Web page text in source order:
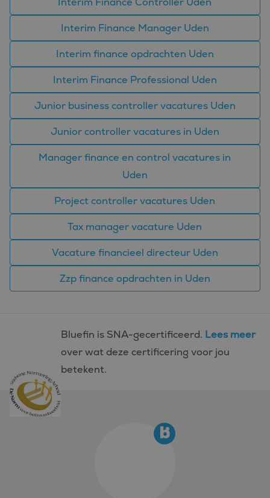
Interim Finance Manager Uden
Interim finance opdrachten Uden
Interim Finance Professional Uden
Junior business controller vacatures Uden
Junior controller vacatures in Uden
Manager finance en control vacatures in
Uden
Project controller vacatures Uden
Tax manager vacature Uden
Vacature financieel directeur Uden
Zzp finance opdrachten in Uden
Bluefin is SNA-gecertificeerd. Lees meer
over wat deze certificering voor jou
betekent.
Algemeen wordt
aangenomen dat het
veel verschillende
Microsoft-domeinen,
kunnen worden
.c.clarity.ms Sessie
Dit is een Microsoft
MSN 1st party cookie
die we gebruiken om
het gebruik van de